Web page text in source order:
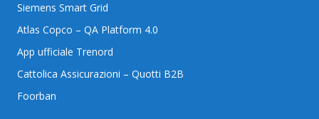
Siemens Smart Grid
Atlas Copco – QA Platform 4.0
App ufficiale Trenord
Cattolica Assicurazioni – Quotti B2B
Foorban